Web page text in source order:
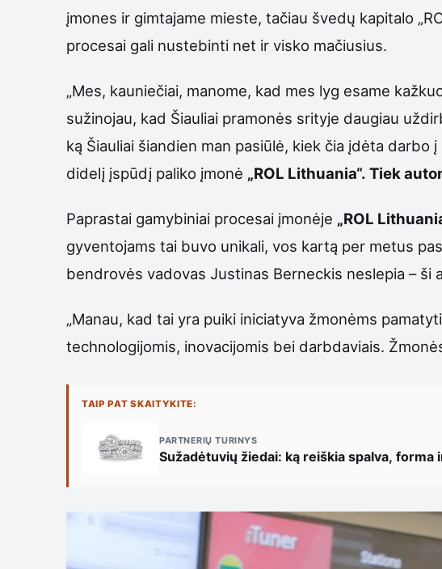
įmones ir gimtajame mieste, tačiau švedų kapitalo
procesai gali nustebinti net ir visko mačiusius.
„Mes, kauniečiai, manome, kad mes lyg esame
sužinojau, kad Šiauliai pramonės srityje daugiau
ką Šiauliai šiandien man pasiūlė, kiek čia įdėta darbo
didelį įspūdį paliko įmonė „ROL Lithuania“. Tiek
Paprastai gamybiniai procesai įmonėje „ROL
gyventojams tai buvo unikali, vos kartą per metus
bendrovės vadovas Justinas Berneckis neslepia – ši
„Manau, kad tai yra puiki iniciatyva žmonėms
technologijomis, inovacijomis bei darbdaviais.
TAIP PAT SKAITYKITE:
PARTNERIŲ TURINYS
Sužadėtuvių žiedai: ką reiškia spalva, forma